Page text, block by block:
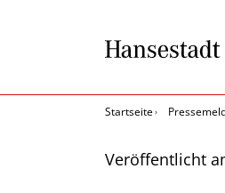
Startseite
Veröffentlicht